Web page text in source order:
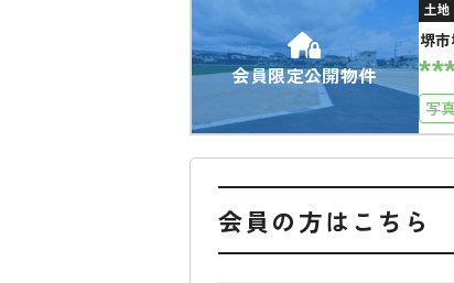
会員限定公開物件
土地
堺
写
会員の方はこちら